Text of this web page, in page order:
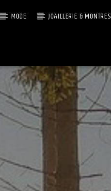
MODE JOAILLERIE & MONTRES